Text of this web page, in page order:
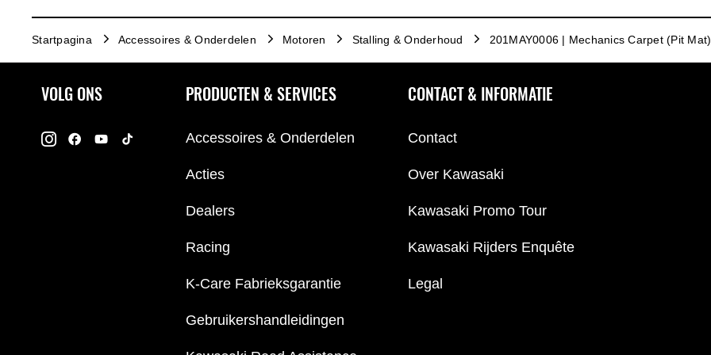
Startpagina Accessoires & Onderdelen Motoren Stalling & Onderhoud 201MAY0006 | Mechanics Carpet (Pit Mat)
VOLG ONS PRODUCTEN & SERVICES
Accessoires & Onderdelen
Acties
Dealers
Racing
K-Care Fabrieksgarantie
Gebruikershandleidingen
CONTACT & INFORMATIE
Contact
Over Kawasaki
Kawasaki Promo Tour
Kawasaki Rijders Enquête
Legal